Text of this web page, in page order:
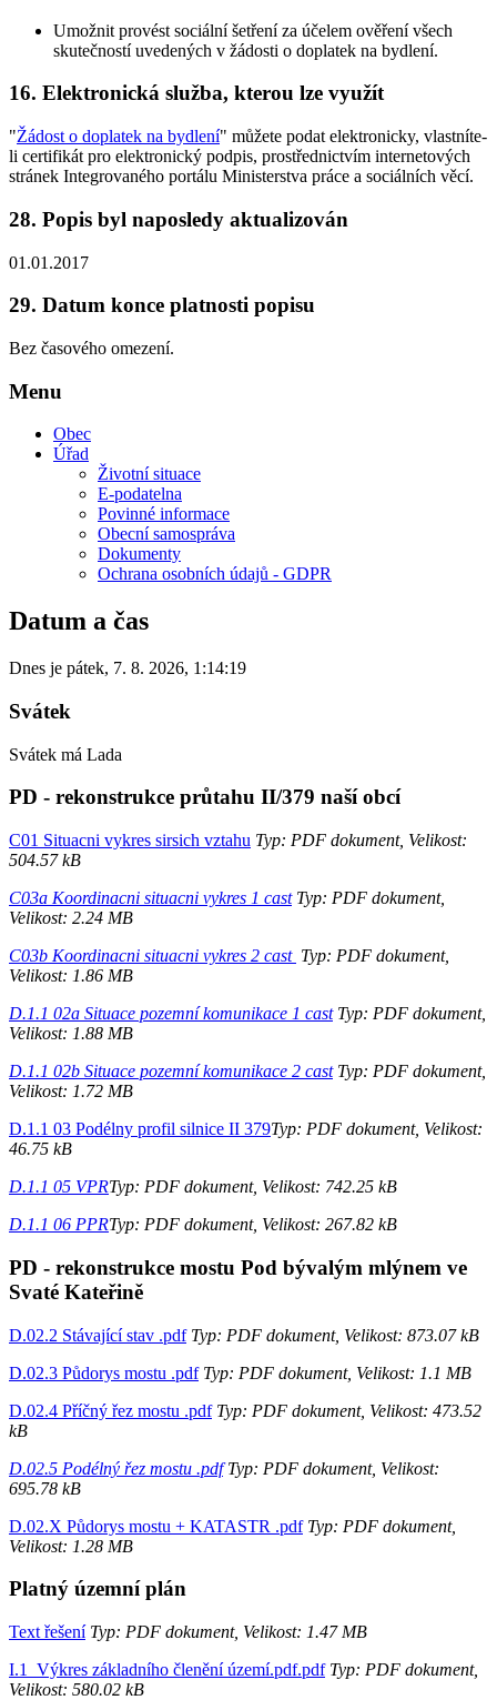
Umožnit provést sociální šetření za účelem ověření všech
skutečností uvedených v žádosti o doplatek na bydlení.
16. Elektronická služba, kterou lze využít
"Žádost o doplatek na bydlení" můžete podat elektronicky, vlastníte-
li certifikát pro elektronický podpis, prostřednictvím internetových
stránek Integrovaného portálu Ministerstva práce a sociálních věcí.
28. Popis byl naposledy aktualizován
01.01.2017
29. Datum konce platnosti popisu
Bez časového omezení.
Menu
Obec
Úřad
Životní situace
E-podatelna
Povinné informace
Obecní samospráva
Dokumenty
Ochrana osobních údajů - GDPR
Datum a čas
Dnes je pátek, 7. 8. 2026, 1:14:19
Svátek
Svátek má Lada
PD - rekonstrukce průtahu II/379 naší obcí
C01 Situacni vykres sirsich vztahu Typ: PDF dokument, Velikost:
504.57 kB
C03a Koordinacni situacni vykres 1 castTyp: PDF dokument,
Velikost: 2.24 MB
C03b Koordinacni situacni vykres 2 cast Typ: PDF dokument,
Velikost: 1.86 MB
D.1.1 02a Situace pozemní komunikace 1 castTyp: PDF dokument,
Velikost: 1.88 MB
D.1.1 02b Situace pozemní komunikace 2 castTyp: PDF dokument,
Velikost: 1.72 MB
D.1.1 03 Podélny profil silnice II 379Typ: PDF dokument, Velikost:
46.75 kB
D.1.1 05 VPRTyp: PDF dokument, Velikost: 742.25 kB
D.1.1 06 PPRTyp: PDF dokument, Velikost: 267.82 kB
PD - rekonstrukce mostu Pod bývalým mlýnem ve
Svaté Kateřině
D.02.2 Stávající stav .pdfTyp: PDF dokument, Velikost: 873.07 kB
D.02.3 Půdorys mostu .pdfTyp: PDF dokument, Velikost: 1.1 MB
D.02.4 Příčný řez mostu .pdfTyp: PDF dokument, Velikost: 473.52
kB
D.02.5 Podélný řez mostu .pdfTyp: PDF dokument, Velikost:
695.78 kB
D.02.X Půdorys mostu + KATASTR .pdfTyp: PDF dokument,
Velikost: 1.28 MB
Platný územní plán
Text řešeníTyp: PDF dokument, Velikost: 1.47 MB
I.1_Výkres základního členění území.pdf.pdfTyp: PDF dokument,
Velikost: 580.02 kB